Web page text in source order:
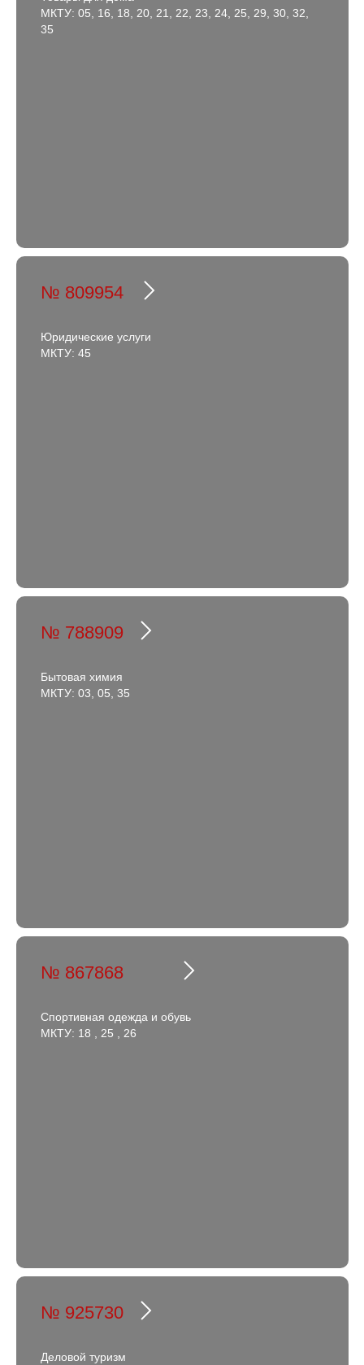
МКТУ: 05, 16, 18, 20, 21, 22, 23, 24, 25, 29, 30, 32,
35
№ 809954
Юридические услуги
МКТУ: 45
№ 788909
Бытовая химия
МКТУ: 03, 05, 35
№ 867868
Спортивная одежда и обувь
МКТУ: 18 , 25 , 26
№ 925730
Деловой туризм